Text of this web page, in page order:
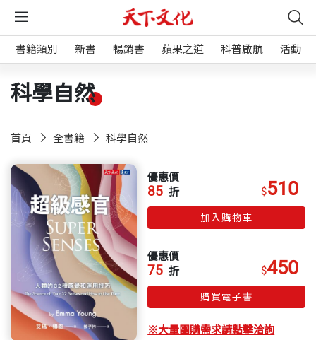
書籍類別 新書 暢銷書 蘋果之道 科普啟航 活動
科學自然
首頁 全書籍 科學自然
優惠價
85 折 $510
加入購物車
優惠價
75 折 $450
購買電子書
※大量團購需求請點擊洽詢